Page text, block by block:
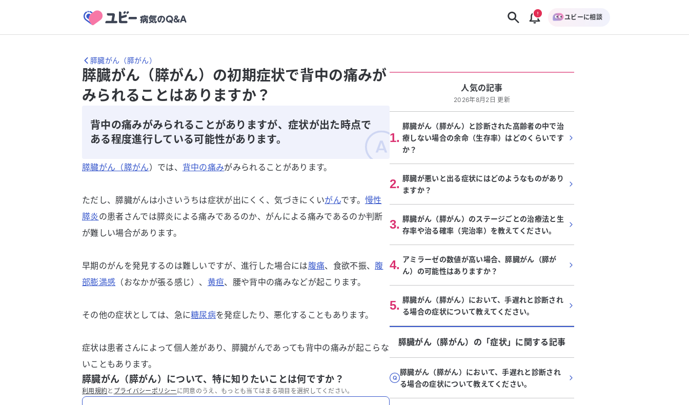
ユビーに相談
膵臓がん（膵がん）
膵臓がん（膵がん）の初期症状で背中の痛みが
みられることはありますか？
背中の痛みがみられることがありますが、症状が出た時点で
ある程度進行している可能性があります。
膵臓がん（膵がん）では、 背中の痛みがみられることがあります。
ただし、膵臓がんは小さいうちは症状が出にくく、気づきにくいがんです。 慢性
膵炎の患者さんでは膵炎による痛みであるのか、がんによる痛みであるのか判断
が難しい場合があります。
早期のがんを発見するのは難しいですが、進行した場合には腹痛、食欲不振、 腹
部膨満感 （おなかが張る感じ）、 黄疸、腰や背中の痛みなどが起こります。
その他の症状としては、急に糖尿病を発症したり、悪化することもあります。
症状は患者さんによって個人差があり、膵臓がんであっても背中の痛みが起こらな
いこともあります。
膵臓がん（膵がん）について、特に知りたいことは何ですか？
利用規約と プライバシーポリシー に同意のうえ、もっとも当てはまる項目を選択してください。
人気の記事
2026年8月2日 更新
1.
膵臓がん（膵がん）と診断された高齢者の中で治
療しない場合の余命（生存率）はどのくらいです
か？
2. 膵臓が悪いと出る症状にはどのようなものがあり
ますか？
3. 膵臓がん（膵がん）のステージごとの治療法と生
存率や治る確率（完治率）を教えてください。
4. アミラーゼの数値が高い場合、膵臓がん（膵が
ん）の可能性はありますか？
5. 膵臓がん（膵がん）において、手遅れと診断され
る場合の症状について教えてください。
膵臓がん（膵がん） の「症状」に関する記事
膵臓がん（膵がん）において、手遅れと診断され
る場合の症状について教えてください。